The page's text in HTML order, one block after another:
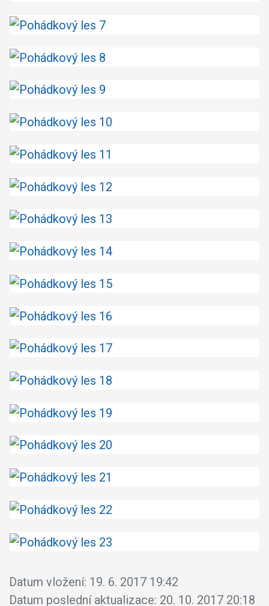
Datum vložení: 19. 6. 2017 19:42
Datum poslední aktualizace: 20. 10. 2017 20:18